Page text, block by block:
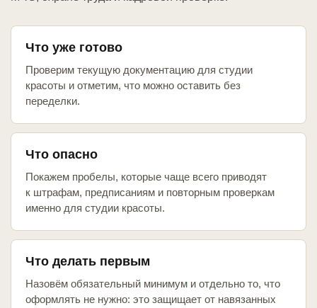
Что уже готово
Проверим текущую документацию для студии
красоты и отметим, что можно оставить без
переделки.
Что опасно
Покажем пробелы, которые чаще всего приводят
к штрафам, предписаниям и повторным проверкам
именно для студии красоты.
Что делать первым
Назовём обязательный минимум и отдельно то, что
оформлять не нужно: это защищает от навязанных